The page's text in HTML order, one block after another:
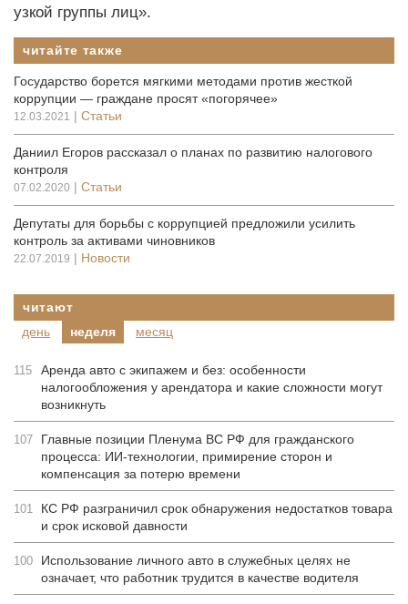
узкой группы лиц».
читайте также
Государство борется мягкими методами против жесткой
коррупции — граждане просят «погорячее»
12.03.2021 | Статьи
Даниил Егоров рассказал о планах по развитию налогового
контроля
07.02.2020 | Статьи
Депутаты для борьбы с коррупцией предложили усилить
контроль за активами чиновников
22.07.2019 | Новости
читают
день
неделя месяц
115
Аренда авто с экипажем и без: особенности
налогообложения у арендатора и какие сложности могут
возникнуть
107
Главные позиции Пленума ВС РФ для гражданского
процесса: ИИ-технологии, примирение сторон и
компенсация за потерю времени
101
КС РФ разграничил срок обнаружения недостатков товара
и срок исковой давности
100
Использование личного авто в служебных целях не
означает, что работник трудится в качестве водителя